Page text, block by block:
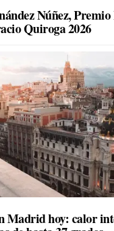
Núñez,
Quiroga 2026
Madrid hoy: calor